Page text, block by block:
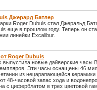
Джерард Батлер
Roger Dubuis стал Джеральд
еще в прошлом году. Теперь он
линейки Excalibur.
Roger Dubuis
выпустила новые дайверские часы
Эти часы оснащены 46
из нецарапающейся керамики
48-часовой запас хода и
с циферблатом в трех цветовой